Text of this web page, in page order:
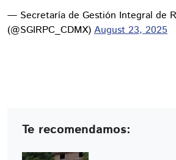
— Secretaría de Gestión Integral de
(@SGIRPC_CDMX) August 23, 2025
Te recomendamos: